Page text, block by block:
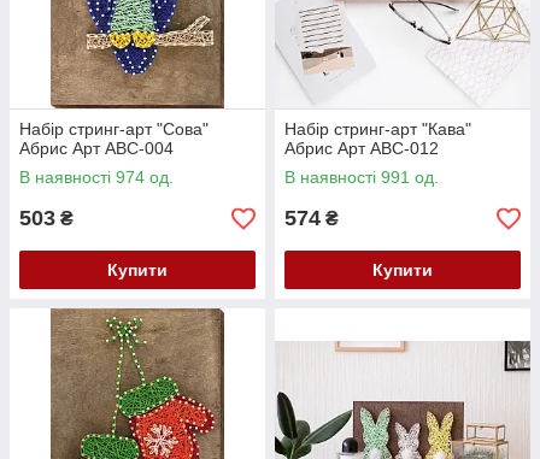
Набір стринг-арт "Сова"
Абрис Арт ABC-004
В наявності 974 од.
503 ₴
Купити
Набір стринг-арт "Кава"
Абрис Арт ABC-012
В наявності 991 од.
574 ₴
Купити